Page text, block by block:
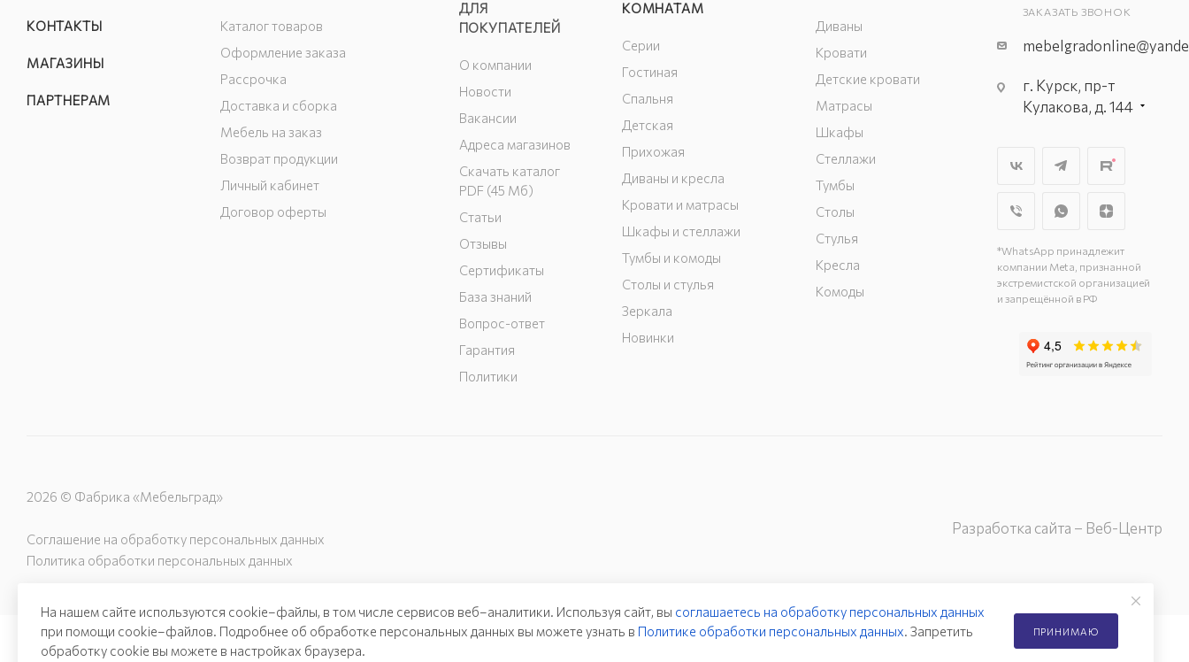
КОНТАКТЫ
МАГАЗИНЫ
ПАРТНЕРАМ
Каталог товаров
Оформление заказа
Рассрочка
Доставка и сборка
Мебель на заказ
Возврат продукции
Личный кабинет
Договор оферты
ДЛЯ
ПОКУПАТЕЛЕЙ
О компании
Новости
Вакансии
Адреса магазинов
Скачать каталог
PDF (45 Мб)
Статьи
Отзывы
Сертификаты
База знаний
Вопрос-ответ
Гарантия
Политики
КОМНАТАМ
Серии
Гостиная
Спальня
Детская
Прихожая
Диваны и кресла
Кровати и матрасы
Шкафы и стеллажи
Тумбы и комоды
Столы и стулья
Зеркала
Новинки
Диваны
Кровати
Детские кровати
Матрасы
Шкафы
Стеллажи
Тумбы
Столы
Стулья
Кресла
Комоды
ЗАКАЗАТЬ ЗВОНОК
г. Курск, пр-т
Кулакова, д. 144
этаж
Маркса, д. 68
*WhatsApp принадлежит
компании Meta, признанной
экстремистской организацией
и запрещённой в РФ
2026 © Фабрика «Мебельград»
Соглашение на обработку персональных данных
Политика обработки персональных данных
Разработка сайта – Веб-Центр
На нашем сайте используются cookie–файлы, в том числе сервисов веб–аналитики. Используя сайт, вы соглашаетесь на обработку персональных данных
при помощи cookie–файлов. Подробнее об обработке персональных данных вы можете узнать в Политике обработки персональных данных. Запретить
обработку cookie вы можете в настройках браузера.
ПРИНИМАЮ